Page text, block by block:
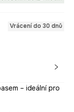
Vrácení do 30 dnů
– ideální pro